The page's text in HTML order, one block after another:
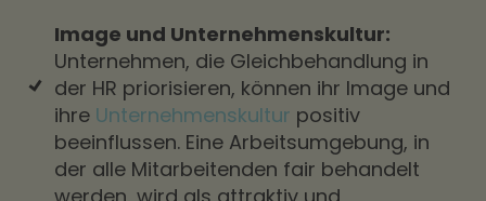
Image und Unternehmenskultur:
Unternehmen, die Gleichbehandlung in
der HR priorisieren, können ihr Image und
ihre Unternehmenskultur positiv
beeinflussen. Eine Arbeitsumgebung, in
der alle Mitarbeitenden fair behandelt